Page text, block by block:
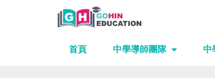
首頁 中學導師團隊 中